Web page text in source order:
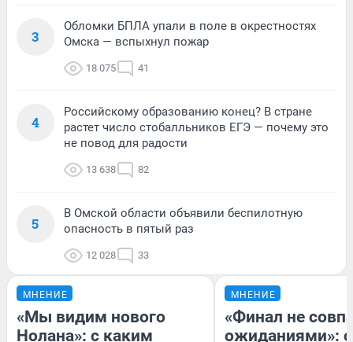
3
Обломки БПЛА упали в поле в окрестностях
Омска — вспыхнул пожар
18 075 41
4
Российскому образованию конец? В стране
растет число стобалльников ЕГЭ — почему это
не повод для радости
13 638 82
5
В Омской области объявили беспилотную
опасность в пятый раз
12 028 33
МНЕНИЕ
«Мы видим нового
Нолана»: с каким
МНЕНИЕ
«Финал не
ожиданиями»: